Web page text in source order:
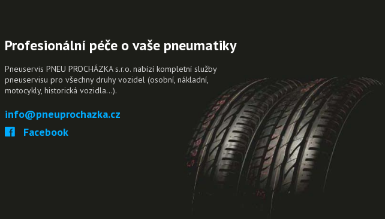
Profesionální péče o vaše pneumatiky
Pneuservis PNEU PROCHÁZKA s.r.o. nabízí kompletní služby
pneuservisu pro všechny druhy vozidel (osobní, nákladní,
motocykly, historická vozidla…).
info@pneuprochazka.cz
Facebook